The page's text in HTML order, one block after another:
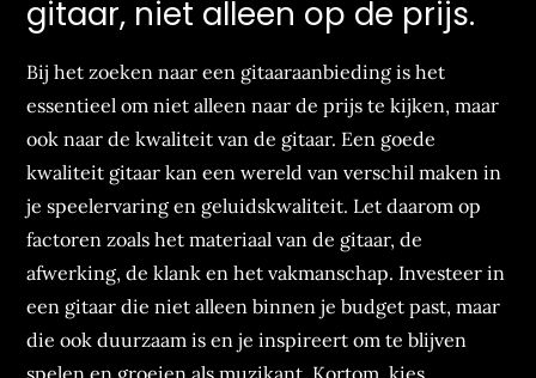
gitaar, niet alleen op de prijs.
Bij het zoeken naar een gitaaraanbieding is het
essentieel om niet alleen naar de prijs te kijken, maar
ook naar de kwaliteit van de gitaar. Een goede
kwaliteit gitaar kan een wereld van verschil maken in
je speelervaring en geluidskwaliteit. Let daarom op
factoren zoals het materiaal van de gitaar, de
afwerking, de klank en het vakmanschap. Investeer in
een gitaar die niet alleen binnen je budget past, maar
die ook duurzaam is en je inspireert om te blijven
spelen en groeien als muzikant. Kortom, kies